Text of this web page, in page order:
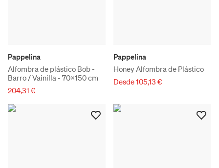
Pappelina
Alfombra de plástico Bob -
Barro / Vainilla - 70x150 cm
204,31 €
Pappelina
Honey Alfombra de Plástico
Desde 105,13 €